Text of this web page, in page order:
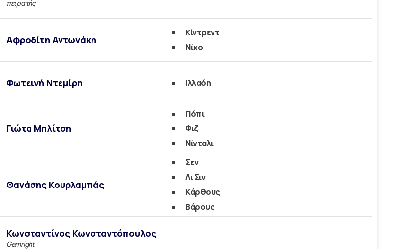
πειρατής
Αφροδίτη Αντωνάκη
Κίντρεντ
Νίκο
Φωτεινή Ντεμίρη Ιλλαόη
Γιώτα Μηλίτση
Πόπι
Φιζ
Νίνταλι
Θανάσης Κουρλαμπάς
Σεν
Λι Σιν
Κάρθους
Βάρους
Κωνσταντίνος Κωνσταντόπουλος
Gemright